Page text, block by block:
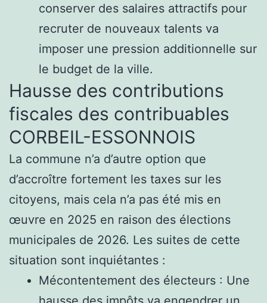
conserver des salaires attractifs pour
recruter de nouveaux talents va
imposer une pression additionnelle sur
le budget de la ville.
Hausse des contributions
fiscales des contribuables
CORBEIL-ESSONNOIS
La commune n’a d’autre option que
d’accroître fortement les taxes sur les
citoyens, mais cela n’a pas été mis en
œuvre en 2025 en raison des élections
municipales de 2026. Les suites de cette
situation sont inquiétantes :
Mécontentement des électeurs : Une